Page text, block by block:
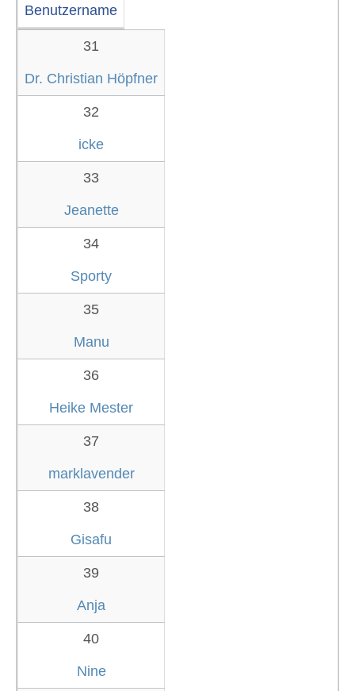
Benutzername
31
Dr. Christian Höpfner
32
icke
33
Jeanette
34
Sporty
35
Manu
36
Heike Mester
37
marklavender
38
Gisafu
39
Anja
40
Nine